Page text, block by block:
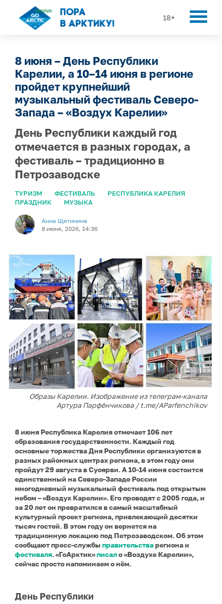
18+
8 июня – День Республики
Карелии, а 10–14 июня в регионе
пройдет крупнейший
музыкальный фестиваль Северо-
Запада – «Воздух Карелии»
День Республики каждый год
отмечается в разных городах, а
фестиваль – традиционно в
Петрозаводске
ТУРИЗМ ФЕСТИВАЛЬ
РЕСПУБЛИКА КАРЕЛИЯ
ПРАЗДНИК
МУЗЫКА
Анна Щетинина
8 июня, 2026, 14:36
Образы Карелии. Изображение из телеграм-канала
Артура Парфёнчикова / t.me/AParfenchikov
8 июня Республика Карелия отмечает 106 лет
образования государственности. Каждый год
основные торжества Дня Республики организуются в
разных районных центрах региона, в этом году они
пройдут 29 августа в Суоярви. А 10-14 июня состоится
единственный на Северо-Западе России
многодневный музыкальный фестиваль под открытым
небом – «Воздух Карелии». Его проводят с 2005 года, и
за 20 лет он превратился в самый масштабный
культурный проект региона, привлекающий десятки
тысяч гостей. В этом году он вернется на
традиционную локацию под Петрозаводском. Об этом
сообщают пресс-службы правительстварегиона и
фестиваля. «ГоАрктик»писало «Воздухе Карелии»,
сейчас просто напоминаем о нём.
День Республики